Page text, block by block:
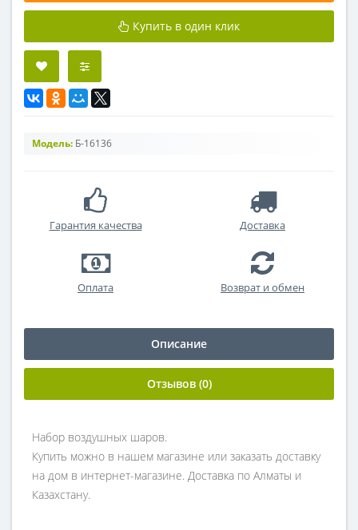
Купить в один клик
Модель: Б-16136
Гарантия качества Доставка
Оплата Возврат и обмен
Описание
Отзывов (0)
Набор воздушных шаров.
Купить можно в нашем магазине или заказать доставку
на дом в интернет-магазине. Доставка по Алматы и
Казахстану.